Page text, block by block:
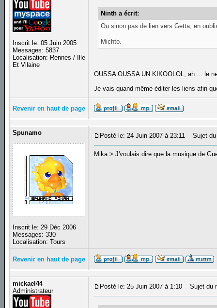
Inscrit le: 05 Juin 2005
Messages: 5837
Localisation: Rennes / Ille
Et Vilaine
Ninth a écrit:
Ou sinon pas de lien vers Getta, en
Michto.
OUSSA OUSSA UN KIKOOLOL, ah ... le
Je vais quand même éditer les liens afin
Revenir en haut de page
Spunamo
Inscrit le: 29 Déc 2006
Messages: 330
Localisation: Tours
Posté le: 24 Juin 2007 à 23:11 Sujet du
Mika > J'voulais dire que la musique de
Revenir en haut de page
mickael44
Administrateur
Posté le: 25 Juin 2007 à 1:10 Sujet du